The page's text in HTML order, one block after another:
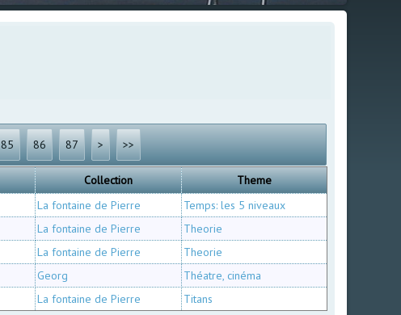
85 86 87 > >>
Collection
Theme
La fontaine de Pierre
Temps: les 5 niveaux
La fontaine de Pierre
Theorie
La fontaine de Pierre
Theorie
Georg
Théatre, cinéma
La fontaine de Pierre Titans